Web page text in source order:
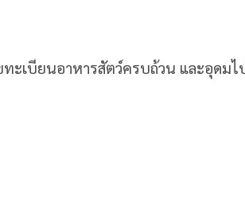
ทะเบียนอาหารสัตว์ครบถ้วน และอุดมไ